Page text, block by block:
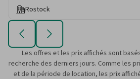
Rostock
Les offres et les prix affichés sont
recherche des derniers jours. Comme les
et de la période de location, les prix